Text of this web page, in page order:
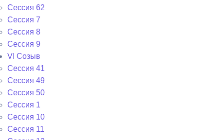
Сессия 62
Сессия 7
Сессия 8
Сессия 9
VI Cозыв
Cессия 41
Cессия 49
Cессия 50
Сессия 1
Сессия 10
Сессия 11